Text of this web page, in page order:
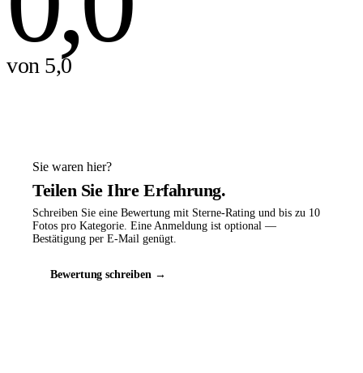
von 5,0
Sie waren hier?
Teilen Sie Ihre Erfahrung.
Schreiben Sie eine Bewertung mit Sterne-Rating und bis zu 10
Fotos pro Kategorie. Eine Anmeldung ist optional —
Bestätigung per E-Mail genügt.
Bewertung schreiben →